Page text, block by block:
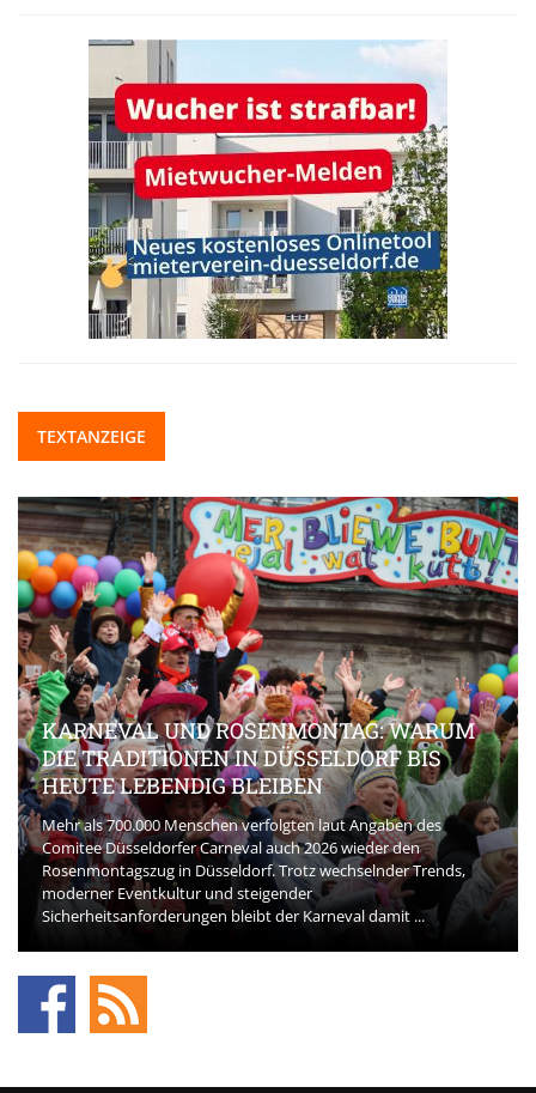
TEXTANZEIGE
KARNEVAL UND ROSENMONTAG: WARUM
DIE TRADITIONEN IN DÜSSELDORF BIS
HEUTE LEBENDIG BLEIBEN
Mehr als 700.000 Menschen verfolgten laut Angaben des
Comitee Düsseldorfer Carneval auch 2026 wieder den
Rosenmontagszug in Düsseldorf. Trotz wechselnder Trends,
moderner Eventkultur und steigender
Sicherheitsanforderungen bleibt der Karneval damit ...